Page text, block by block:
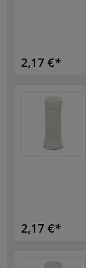
2,17 €
2,17 €